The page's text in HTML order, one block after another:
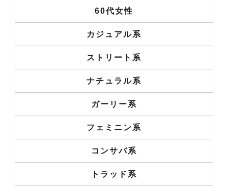
60代女性
カジュアル系
ストリート系
ナチュラル系
ガーリー系
フェミニン系
コンサバ系
トラッド系